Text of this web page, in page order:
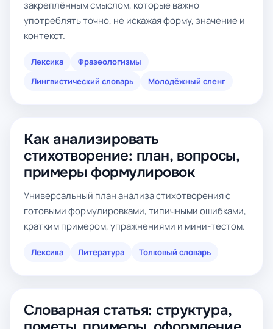
закреплённым смыслом, которые важно
употреблять точно, не искажая форму, значение и
контекст.
Лексика
Фразеологизмы
Лингвистический словарь
Молодёжный сленг
Как анализировать
стихотворение: план, вопросы,
примеры формулировок
Универсальный план анализа стихотворения с
готовыми формулировками, типичными ошибками,
кратким примером, упражнениями и мини-тестом.
Лексика Литература Толковый словарь
Словарная статья: структура,